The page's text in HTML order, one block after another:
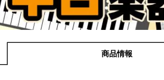
商品情報